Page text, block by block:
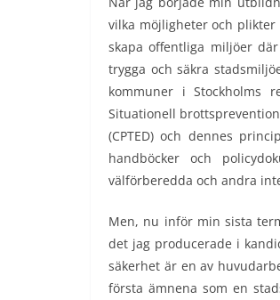
vilka möjligheter och plikter
skapa offentliga miljöer
trygga och säkra
kommuner i Stockholms
Situationell
(CPTED) och dennes
handböcker och
välförberedda och andra
Men, nu inför min sista
det jag producerade i
säkerhet är en av
första ämnena som en